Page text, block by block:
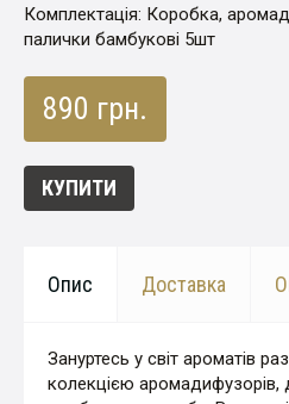
Комплектація: Коробка,
палички бамбукові 5шт
890 грн.
КУПИТИ
Опис Доставка
Зануртесь у світ ароматів
колекцією